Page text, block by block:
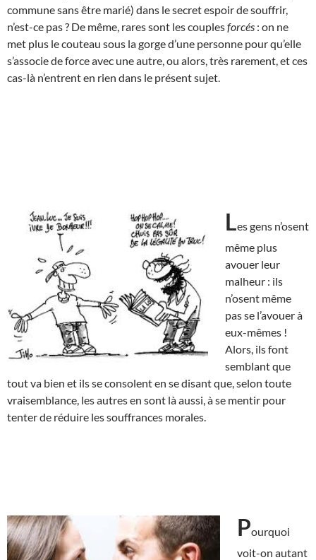
commune sans être marié) dans le secret espoir de souffrir,
n’est-ce pas ? De même, rares sont les couplesforcés : on ne
met plus le couteau sous la gorge d’une personne pour qu’elle
s’associe de force avec une autre, ou alors, très rarement, et ces
cas-là n’entrent en rien dans le présent sujet.
Les gens n’osent
même plus
avouer leur
malheur : ils
n’osent même
pas se l’avouer à
eux-mêmes !
Alors, ils font
semblant que
tout va bien et ils se consolent en se disant que, selon toute
vraisemblance, les autres en sont là aussi, à se mentir pour
tenter de réduire les souffrances morales.
Pourquoi
voit-on autant